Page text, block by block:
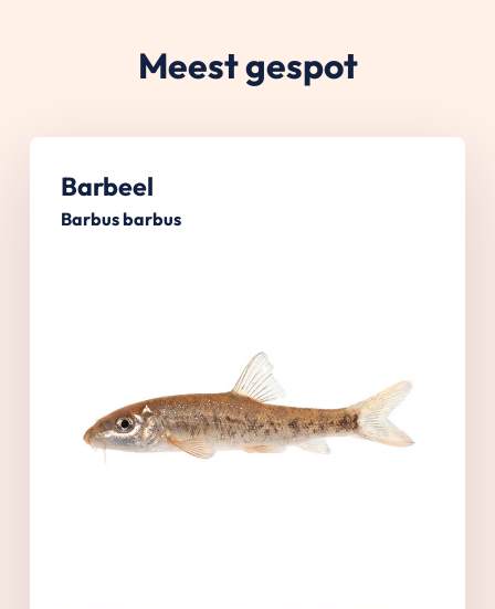
Meest gespot
Barbeel
Barbus barbus